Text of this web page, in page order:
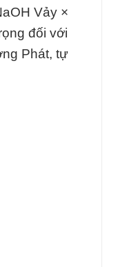
Vảy ×
đối với
Phát, tự